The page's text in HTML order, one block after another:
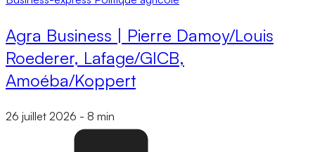
Agra Business | Pierre Damoy/Louis
Roederer, Lafage/GICB,
Amoéba/Koppert
26 juillet 2026 - 8 min